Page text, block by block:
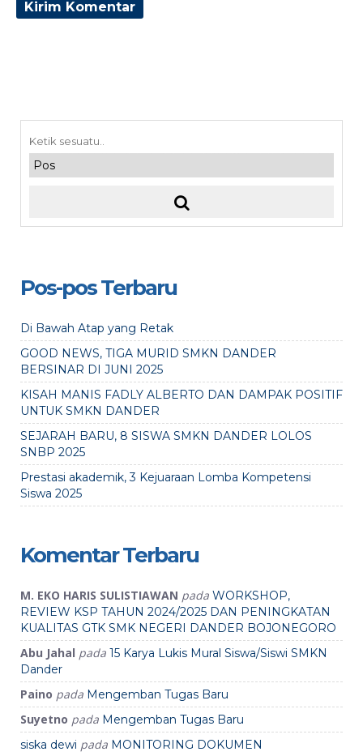
Pos-pos Terbaru
Di Bawah Atap yang Retak
GOOD NEWS, TIGA MURID SMKN DANDER
BERSINAR DI JUNI 2025
KISAH MANIS FADLY ALBERTO DAN DAMPAK POSITIF
UNTUK SMKN DANDER
SEJARAH BARU, 8 SISWA SMKN DANDER LOLOS
SNBP 2025
Prestasi akademik, 3 Kejuaraan Lomba Kompetensi
Siswa 2025
Komentar Terbaru
M. EKO HARIS SULISTIAWAN pada WORKSHOP,
REVIEW KSP TAHUN 2024/2025 DAN PENINGKATAN
KUALITAS GTK SMK NEGERI DANDER BOJONEGORO
Abu Jahal pada 15 Karya Lukis Mural Siswa/Siswi SMKN
Dander
Paino pada Mengemban Tugas Baru
Suyetno pada Mengemban Tugas Baru
siska dewi pada MONITORING DOKUMEN